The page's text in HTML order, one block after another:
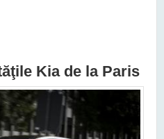
Kia de la Paris